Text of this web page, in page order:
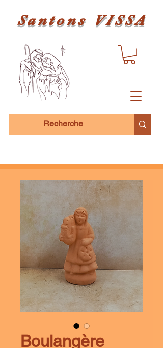
Santons VISSA
Boulangère